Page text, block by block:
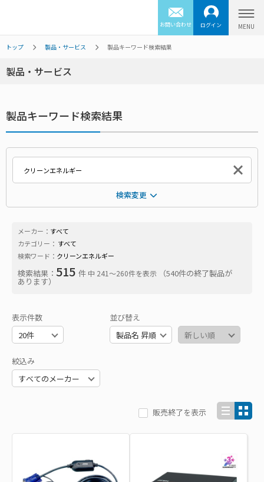
お問い合わせ ログイン
トップ 製品・サービス 製品キーワード検索結果
製品・サービス
製品キーワード検索結果
検索変更
メーカー： すべて
カテゴリー： すべて
検索ワード： クリーンエネルギー
検索結果： 515 件 中 241〜260件を表示 （540件の終了製品が
あります）
表示件数 並び替え
絞込み
販売終了を表示